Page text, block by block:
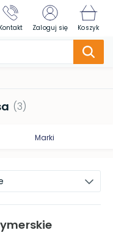
Kontakt Zaloguj się Koszyk
(3)
Marki